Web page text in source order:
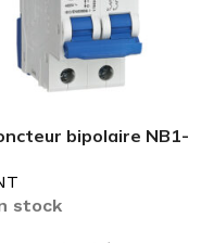
bipolaire NB1-
stock